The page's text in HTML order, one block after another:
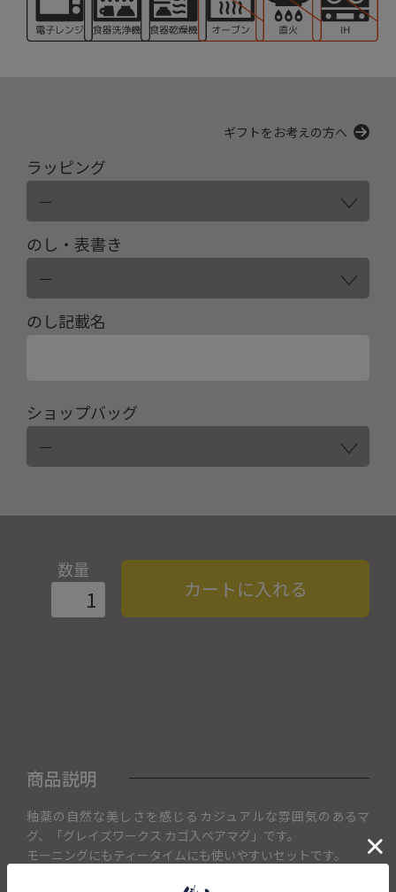
ギフトをお考えの方へ
ラッピング
のし・表書き
のし記載名
ショップバッグ
数量
カートに入れる
商品説明
釉薬の自然な美しさを感じるカジュアルな雰囲気のあるマ
グ、「グレイズワークス カゴ入ペアマグ」です。
モーニングにもティータイムにも使いやすいセットです。